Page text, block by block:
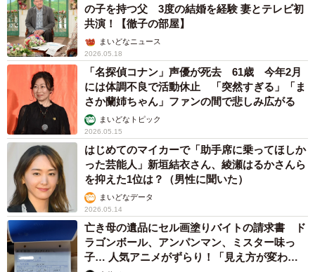
の子を持つ父 3度の結婚を経験 妻とテレビ初
共演！【徹子の部屋】
まいどなニュース
2026.05.18
「名探偵コナン」声優が死去 61歳 今年2月
には体調不良で活動休止 「突然すぎる」「ま
さか蘭姉ちゃん」ファンの間で悲しみ広がる
まいどなトピック
2026.05.15
はじめてのマイカーで「助手席に乗ってほしか
った芸能人」新垣結衣さん、綾瀬はるかさんら
を抑えた1位は？（男性に聞いた）
まいどなデータ
2026.05.14
亡き母の遺品にセル画塗りバイトの請求書 ド
ラゴンボール、アンパンマン、ミスター味っ
子… 人気アニメがずらり！「見え方が変わ